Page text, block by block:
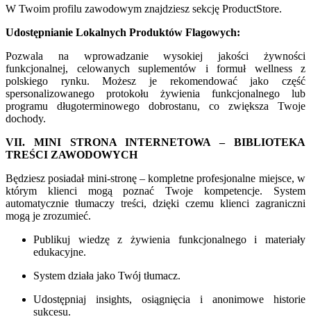
W Twoim profilu zawodowym znajdziesz sekcję ProductStore.
Udostępnianie Lokalnych Produktów Flagowych:
Pozwala na wprowadzanie wysokiej jakości żywności
funkcjonalnej, celowanych suplementów i formuł wellness z
polskiego rynku. Możesz je rekomendować jako część
spersonalizowanego protokołu żywienia funkcjonalnego lub
programu długoterminowego dobrostanu, co zwiększa Twoje
dochody.
VII. MINI STRONA INTERNETOWA – BIBLIOTEKA
TREŚCI ZAWODOWYCH
Będziesz posiadał mini-stronę – kompletne profesjonalne miejsce, w
którym klienci mogą poznać Twoje kompetencje. System
automatycznie tłumaczy treści, dzięki czemu klienci zagraniczni
mogą je zrozumieć.
Publikuj wiedzę z żywienia funkcjonalnego i materiały
edukacyjne.
System działa jako Twój tłumacz.
Udostępniaj insights, osiągnięcia i anonimowe historie
sukcesu.